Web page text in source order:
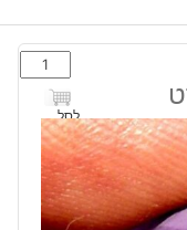
כמות
של
אמטיסט
מלוטש
לשיבוץ
-
קבושון
לסל